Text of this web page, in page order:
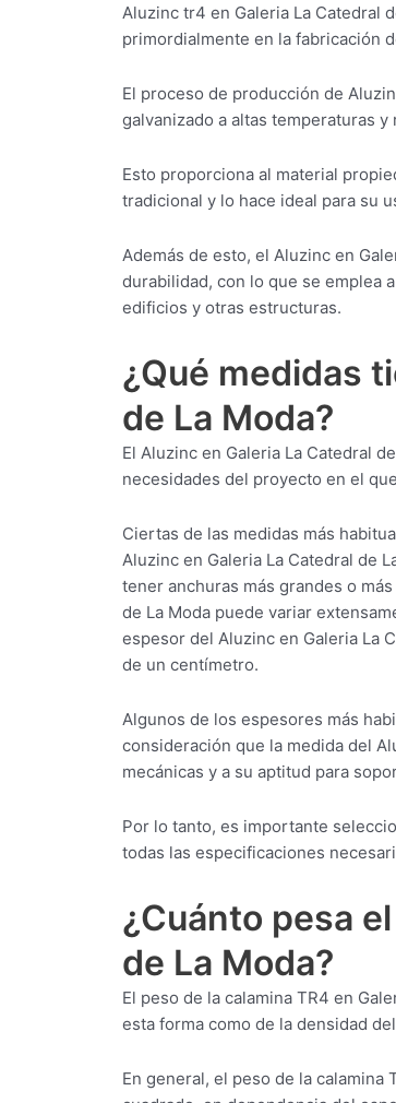
Aluzinc tr4 en Galeria La Catedral
primordialmente en la fabricación
El proceso de producción de
galvanizado a altas temperaturas
Esto proporciona al material
tradicional y lo hace ideal para su
Además de esto, el Aluzinc en
durabilidad, con lo que se emplea
edificios y otras estructuras.
¿Qué medidas
de La Moda?
El Aluzinc en Galeria La Catedral
necesidades del proyecto en el
Ciertas de las medidas más
Aluzinc en Galeria La Catedral de
tener anchuras más grandes o
de La Moda puede variar
espesor del Aluzinc en Galeria La
de un centímetro.
Algunos de los espesores más
consideración que la medida del
mecánicas y a su aptitud para
Por lo tanto, es importante
todas las especificaciones
¿Cuánto pesa
de La Moda?
El peso de la calamina TR4 en
esta forma como de la densidad
En general, el peso de la calamina